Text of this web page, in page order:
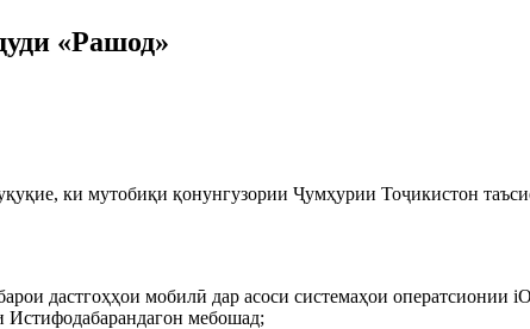
«Рашод»
ки мутобиқи қонунгузории Ҷумҳурии Тоҷикистон
дастгоҳҳои мобилӣ дар асоси системаҳои оператсионии
Истифодабарандагон мебошад;